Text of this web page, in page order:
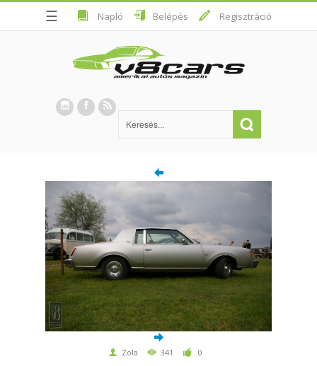
☰ Napló Belépés Regisztráció
Zola 341 0